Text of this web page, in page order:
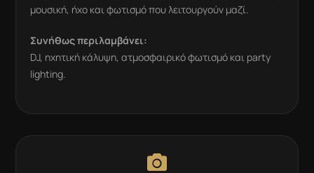
μουσική, ήχο και φωτισμό που λειτουργούν μαζί.
Συνήθως περιλαμβάνει:
DJ, ηχητική κάλυψη, ατμοσφαιρικό φωτισμό και party
lighting.
